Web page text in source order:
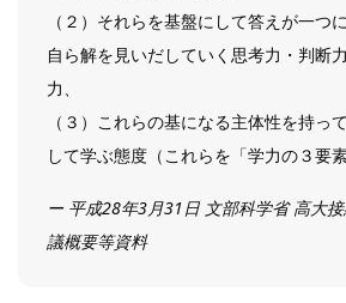
（２）それらを基盤にして答えが一つ
自ら解を見いだしていく思考力・判断
力、
（３）これらの基になる主体性を持っ
して学ぶ態度（これらを「学力の３要
ー 平成28年3月31日 文部科学省 高大
議概要等資料